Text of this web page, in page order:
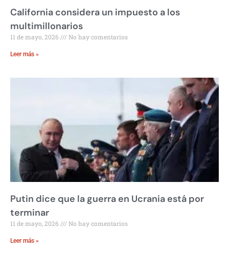
California considera un impuesto a los
multimillonarios
11 de mayo, 2026 No hay comentarios
Leer más »
Putin dice que la guerra en Ucrania está por
terminar
11 de mayo, 2026 No hay comentarios
Leer más »